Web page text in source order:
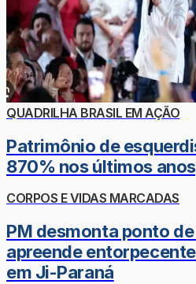
QUADRILHA BRASIL EM AÇÃO
Patrimônio de
870% nos últimos
CORPOS E VIDAS MARCADAS
PM desmonta ponto
apreende
em Ji-Paraná